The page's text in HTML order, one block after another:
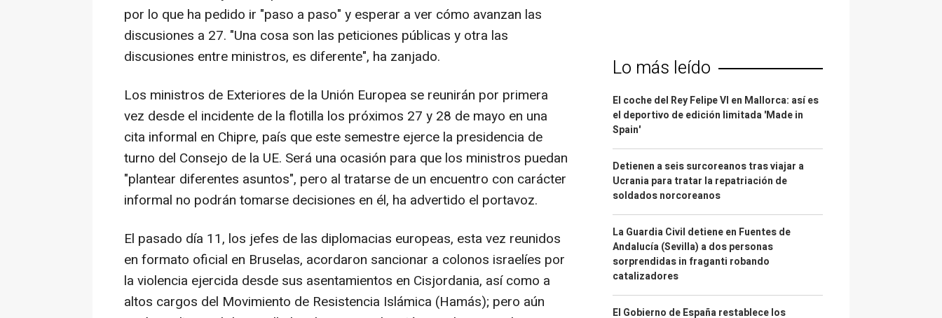
por lo que ha pedido ir "paso a paso" y esperar a ver cómo avanzan las
discusiones a 27. "Una cosa son las peticiones públicas y otra las
discusiones entre ministros, es diferente", ha zanjado.
Los ministros de Exteriores de la Unión Europea se reunirán por primera
vez desde el incidente de la flotilla los próximos 27 y 28 de mayo en una
cita informal en Chipre, país que este semestre ejerce la presidencia de
turno del Consejo de la UE. Será una ocasión para que los ministros puedan
"plantear diferentes asuntos", pero al tratarse de un encuentro con carácter
informal no podrán tomarse decisiones en él, ha advertido el portavoz.
El pasado día 11, los jefes de las diplomacias europeas, esta vez reunidos
en formato oficial en Bruselas, acordaron sancionar a colonos israelíes por
la violencia ejercida desde sus asentamientos en Cisjordania, así como a
altos cargos del Movimiento de Resistencia Islámica (Hamás); pero aún
Lo más leído
El coche del Rey Felipe VI en Mallorca: así es
el deportivo de edición limitada 'Made in
Spain'
Detienen a seis surcoreanos tras viajar a
Ucrania para tratar la repatriación de
soldados norcoreanos
La Guardia Civil detiene en Fuentes de
Andalucía (Sevilla) a dos personas
sorprendidas in fraganti robando
catalizadores
El Gobierno de España restablece los